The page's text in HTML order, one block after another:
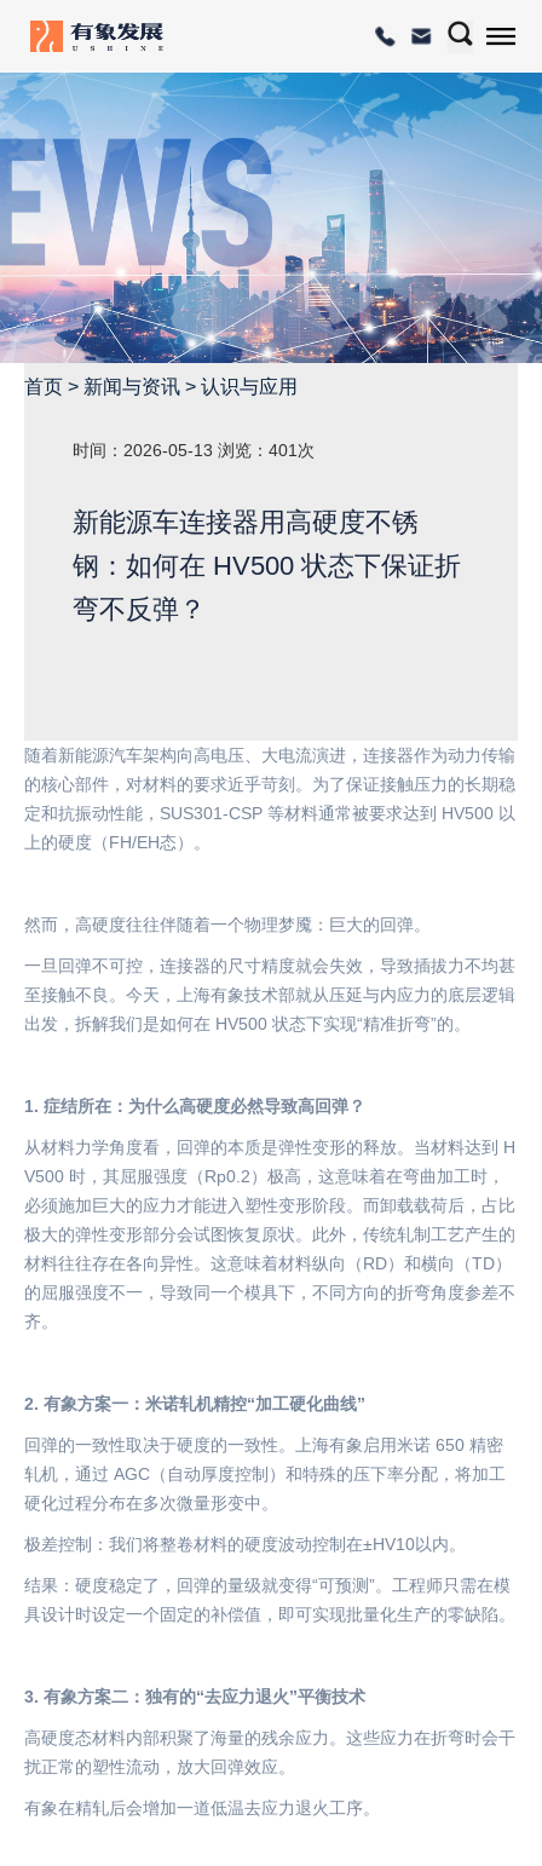
首页 > 新闻与资讯 > 认识与应用
时间：2026-05-13 浏览：401次
新能源车连接器用高硬度不锈
钢：如何在 HV500 状态下保证折
弯不反弹？
随着新能源汽车架构向高电压、大电流演进，连接器作为动力传输
的核心部件，对材料的要求近乎苛刻。为了保证接触压力的长期稳
定和抗振动性能， SUS301-CSP 等材料通常被要求达到 HV500 以
上的硬度（FH/EH态）。
然而，高硬度往往伴随着一个物理梦魇：巨大的回弹。
一旦回弹不可控，连接器的尺寸精度就会失效，导致插拔力不均甚
至接触不良。今天，上海有象技术部就从压延与内应力的底层逻辑
出发，拆解我们是如何在 HV500 状态下实现“精准折弯”的。
1. 症结所在：为什么高硬度必然导致高回弹？
从材料力学角度看，回弹的本质是弹性变形的释放。当材料达到 H
V500 时，其屈服强度（Rp0.2）极高，这意味着在弯曲加工时，
必须施加巨大的应力才能进入塑性变形阶段。而卸载载荷后，占比
极大的弹性变形部分会试图恢复原状。此外，传统轧制工艺产生的
材料往往存在各向异性。这意味着材料纵向（RD）和横向（TD）
的屈服强度不一，导致同一个模具下，不同方向的折弯角度参差不
齐。
2. 有象方案一：米诺轧机精控“加工硬化曲线”
回弹的一致性取决于硬度的一致性。上海有象启用米诺 650 精密
轧机，通过 AGC（自动厚度控制）和特殊的压下率分配，将加工
硬化过程分布在多次微量形变中。
极差控制：我们将整卷材料的硬度波动控制在±HV10以内。
结果：硬度稳定了，回弹的量级就变得“可预测”。工程师只需在模
具设计时设定一个固定的补偿值，即可实现批量化生产的零缺陷。
3. 有象方案二：独有的“去应力退火”平衡技术
高硬度态材料内部积聚了海量的残余应力。这些应力在折弯时会干
扰正常的塑性流动，放大回弹效应。
有象在精轧后会增加一道低温去应力退火工序。